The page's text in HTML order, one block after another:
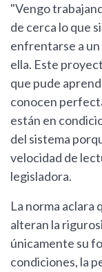
"Vengo
de cerca lo que
enfrentarse a un
ella. Este
que pude
conocen
están en
del sistema
velocidad de
legisladora.
La norma aclara
alteran la
únicamente su
condiciones, la